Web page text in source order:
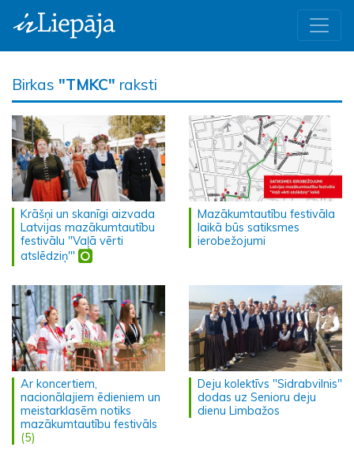
Birkas "TMKC" raksti
Krāšņi un skanīgi aizvada
Latvijas mazākumtautību
festivālu "Vaļā vērti
atslēdziņ'"
Mazākumtautību festivāla
laikā būs satiksmes
ierobežojumi
Ar koncertiem,
nacionālajiem ēdieniem un
meistarklasēm notiks
mazākumtautību festivāls
(5)
Deju kolektīvs "Sidrabvilnis"
dodas uz Senioru deju
dienu Limbažos